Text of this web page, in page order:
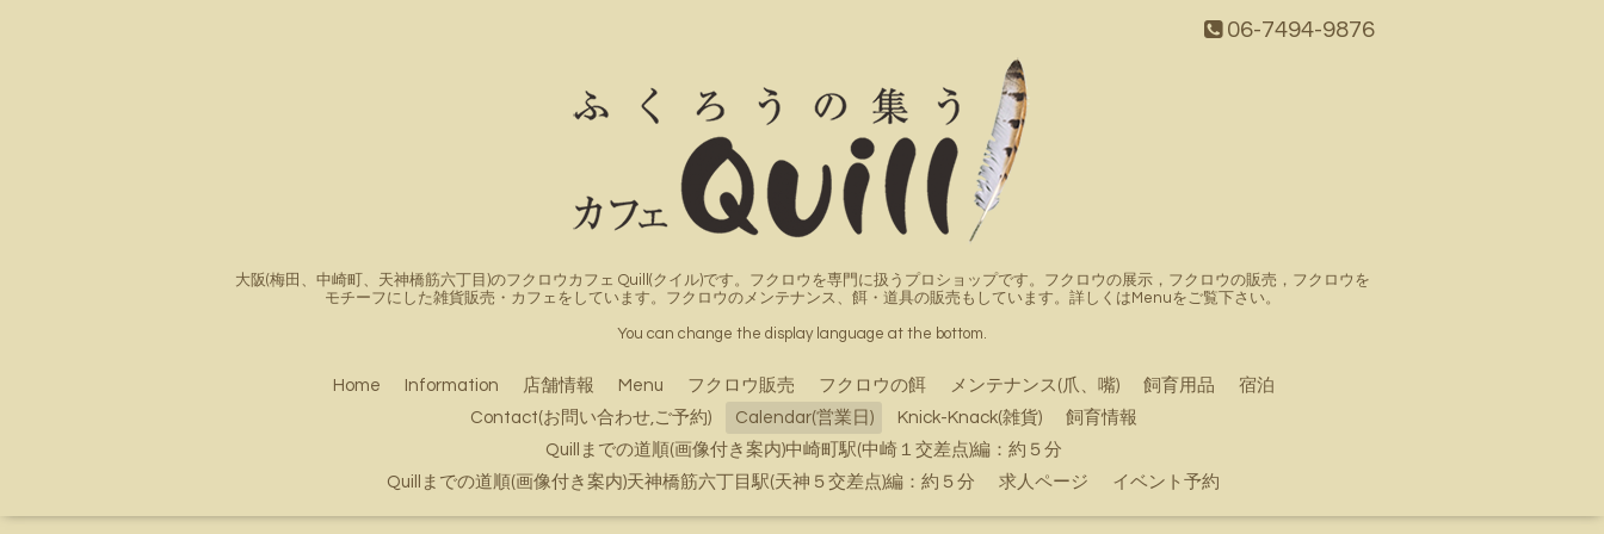
06-7494-9876
大阪(梅田、中崎町、天神橋筋六丁目)のフクロウカフェ Quill(クイル)です。フクロウを専門に扱うプロショップです。フクロウの展示，フクロウの販売，フクロウを
モチーフにした雑貨販売・カフェをしています。フクロウのメンテナンス、餌・道具の販売もしています。詳しくはMenuをご覧下さい。
You can change the display language at the bottom.
Home Information 店舗情報 Menu フクロウ販売 フクロウの餌 メンテナンス(爪、嘴) 飼育用品
宿泊
Contact(お問い合わせ,ご予約)
Calendar(営業日) Knick-Knack(雑貨)
飼育情報
Quillまでの道順(画像付き案内)中崎町駅(中崎１交差点)編：約５分
Quillまでの道順(画像付き案内)天神橋筋六丁目駅(天神５交差点)編：約５分
求人ページ イベント予約